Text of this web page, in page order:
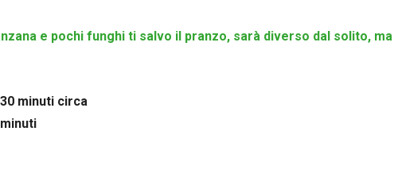
e pochi funghi ti salvo il pranzo, sarà diverso dal solito, ma
minuti circa